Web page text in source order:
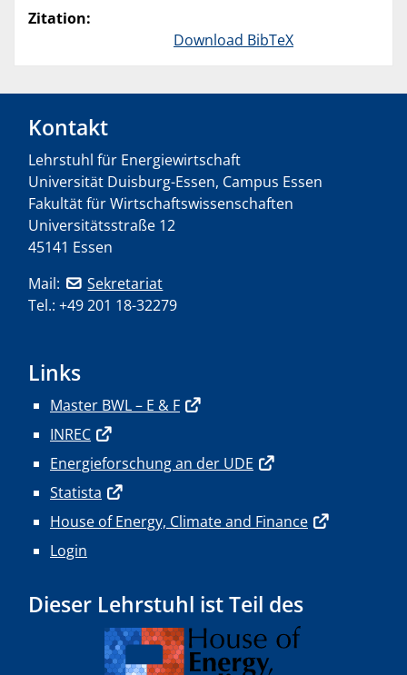
Zitation:
Download BibTeX
Kontakt
Lehrstuhl für Energiewirtschaft
Universität Duisburg-Essen, Campus Essen
Fakultät für Wirtschaftswissenschaften
Universitätsstraße 12
45141 Essen
Mail:
Sekretariat
Tel.: +49 201 18-32279
Links
Master BWL – E & F
INREC
Energieforschung an der UDE
Statista
House of Energy, Climate and Finance
Login
Dieser Lehrstuhl ist Teil des